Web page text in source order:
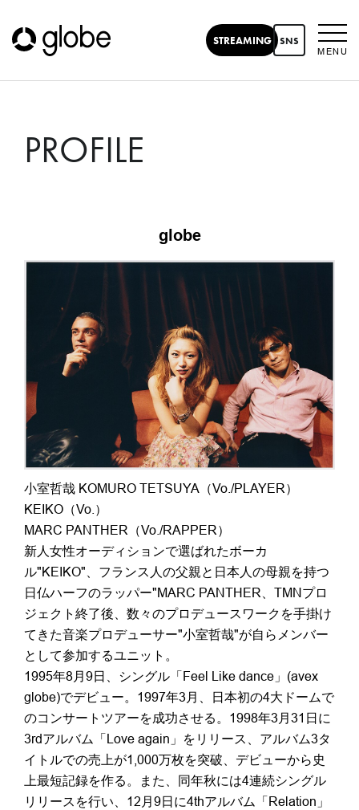
STREAMING SNS
MENU
PROFILE
globe
小室哲哉 KOMURO TETSUYA（Vo./PLAYER）
KEIKO（Vo.）
MARC PANTHER（Vo./RAPPER）
新人女性オーディションで選ばれたボーカ
ル"KEIKO"、フランス人の父親と日本人の母親を持つ
日仏ハーフのラッパー"MARC PANTHER、TMNプロ
ジェクト終了後、数々のプロデュースワークを手掛け
てきた音楽プロデューサー"小室哲哉"が自らメンバー
として参加するユニット。
1995年8月9日、シングル「Feel Like dance」(avex
globe)でデビュー。1997年3月、日本初の4大ドームで
のコンサートツアーを成功させる。1998年3月31日に
3rdアルバム「Love again」をリリース、アルバム3タ
イトルでの売上が1,000万枚を突破、デビューから史
上最短記録を作る。また、同年秋には4連続シングル
リリースを行い、12月9日に4thアルバム「Relation」